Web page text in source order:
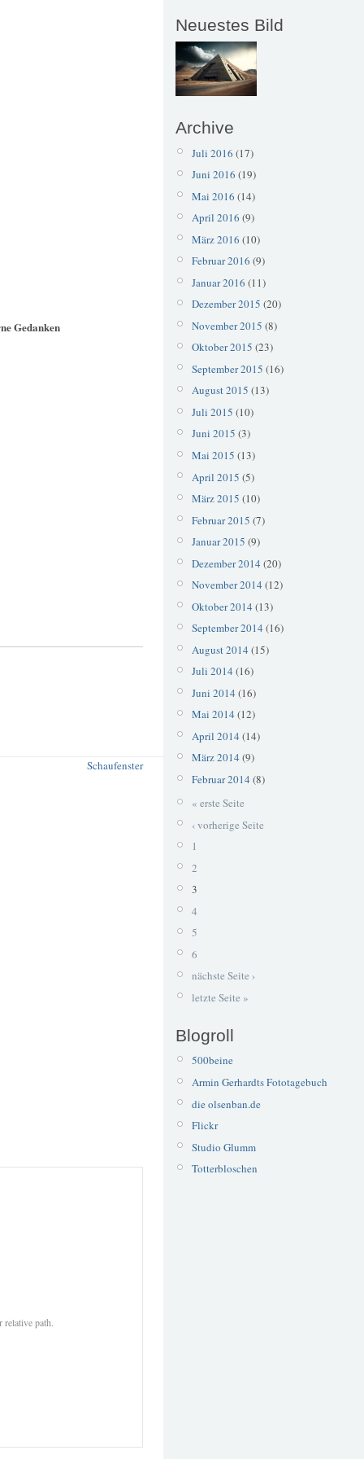
Gedanken
Schaufenster
relative path.
Neuestes Bild
Archive
Juli 2016 (17)
Juni 2016 (19)
Mai 2016 (14)
April 2016 (9)
März 2016 (10)
Februar 2016 (9)
Januar 2016 (11)
Dezember 2015 (20)
November 2015 (8)
Oktober 2015 (23)
September 2015 (16)
August 2015 (13)
Juli 2015 (10)
Juni 2015 (3)
Mai 2015 (13)
April 2015 (5)
März 2015 (10)
Februar 2015 (7)
Januar 2015 (9)
Dezember 2014 (20)
November 2014 (12)
Oktober 2014 (13)
September 2014 (16)
August 2014 (15)
Juli 2014 (16)
Juni 2014 (16)
Mai 2014 (12)
April 2014 (14)
März 2014 (9)
Februar 2014 (8)
« erste Seite
‹ vorherige Seite
1
2
3
4
5
6
nächste Seite ›
letzte Seite »
Blogroll
500beine
Armin Gerhardts Fototagebuch
die olsenban.de
Flickr
Studio Glumm
Totterbloschen